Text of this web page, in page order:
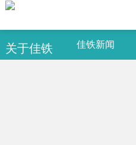
关于佳铁 佳铁新闻